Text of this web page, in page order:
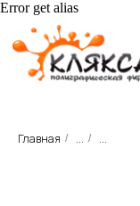
Error get alias
Главная / ... / ...